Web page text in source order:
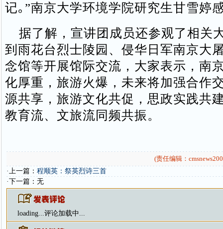
记｡”南京大学环境学院研究生甘雪婷
据了解，宣讲团成员还参观了相关
到雨花台烈士陵园、侵华日军南京大
念馆等开展馆际交流，大家表示，南
化厚重，旅游火爆，未来将加强合作
源共享，旅游文化共促，思政实践共
教育流、文旅流同频共振。
(责任编辑：
·上一篇： 程顺英：祭英烈诗三首
·下一篇：无
loading...评论加载中...